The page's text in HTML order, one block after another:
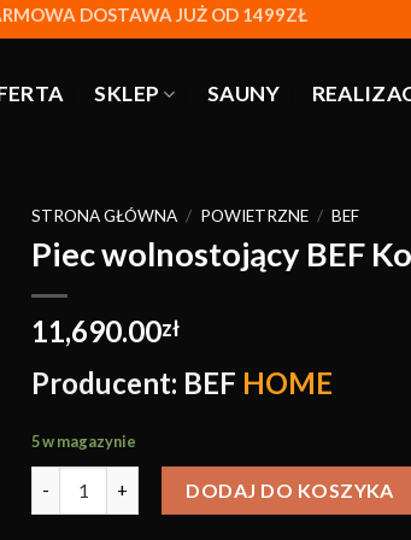
DOSTAWA JUŻ OD 1499ZŁ
SKLEP SAUNY
STRONA GŁÓWNA / POWIETRZNE / BEF
Piec wolnostojący BEF
11,690.00zł
Producent: BEF HOME
5 w magazynie
DODAJ DO KOSZYKA